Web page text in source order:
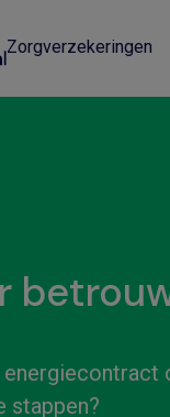
Zorgverzekeringen
energiecontract
stappen?